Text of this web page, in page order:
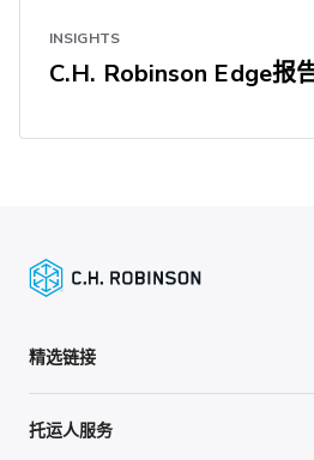
INSIGHTS
C.H. Robinson Edge报
精选链接
托运人服务